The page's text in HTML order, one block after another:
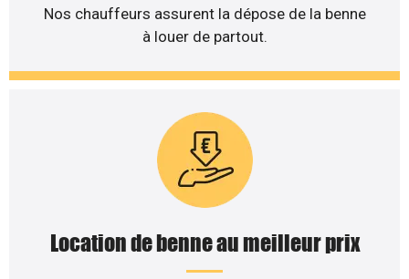
Nos chauffeurs assurent la dépose de la benne
à louer de partout.
Location de benne au meilleur prix